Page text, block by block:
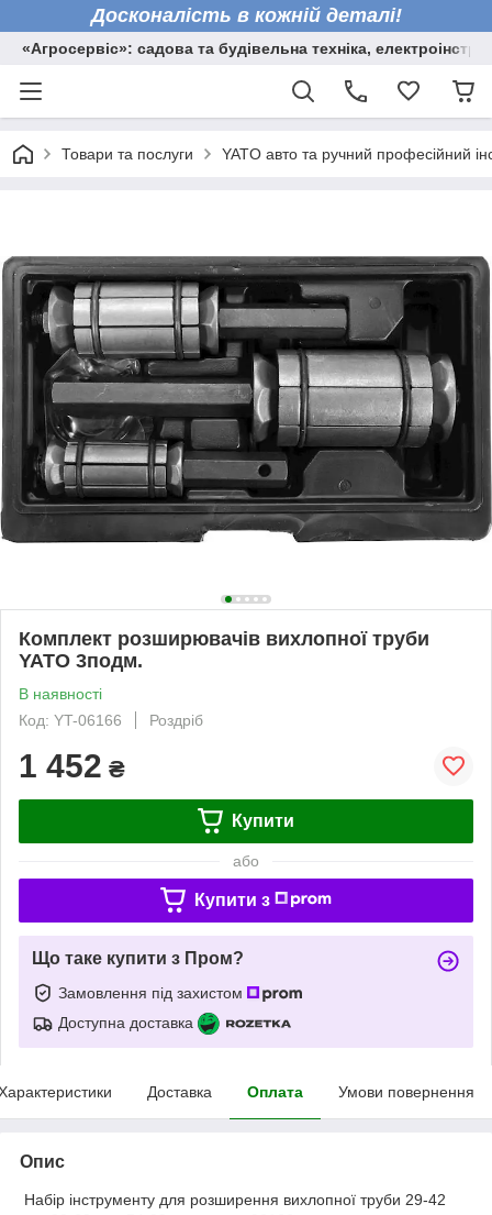
Досконалість в кожній деталі!
«Агросервіс»: садова та будівельна техніка,
Товари та послуги YATO авто та ручний професійний
Комплект розширювачів вихлопної труби
YATO 3подм.
В наявності
Код: YT-06166
Роздріб
1 452 ₴
Купити
або
Купити з
Що таке купити з Пром?
Замовлення під захистом
Доступна доставка
Доставка Оплата Умови повернення
Опис
Набір інструменту для розширення вихлопної труби 29-42